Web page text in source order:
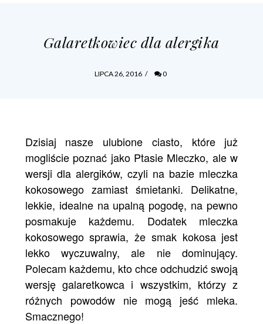
Galaretkowiec dla alergika
LIPCA 26, 2016 / 0
Dzisiaj nasze ulubione ciasto, które już
mogliście poznać jako Ptasie Mleczko, ale w
wersji dla alergików, czyli na bazie mleczka
kokosowego zamiast śmietanki. Delikatne,
lekkie, idealne na upalną pogodę, na pewno
posmakuje każdemu. Dodatek mleczka
kokosowego sprawia, że smak kokosa jest
lekko wyczuwalny, ale nie dominujący.
Polecam każdemu, kto chce odchudzić swoją
wersję galaretkowca i wszystkim, którzy z
różnych powodów nie mogą jeść mleka.
Smacznego!